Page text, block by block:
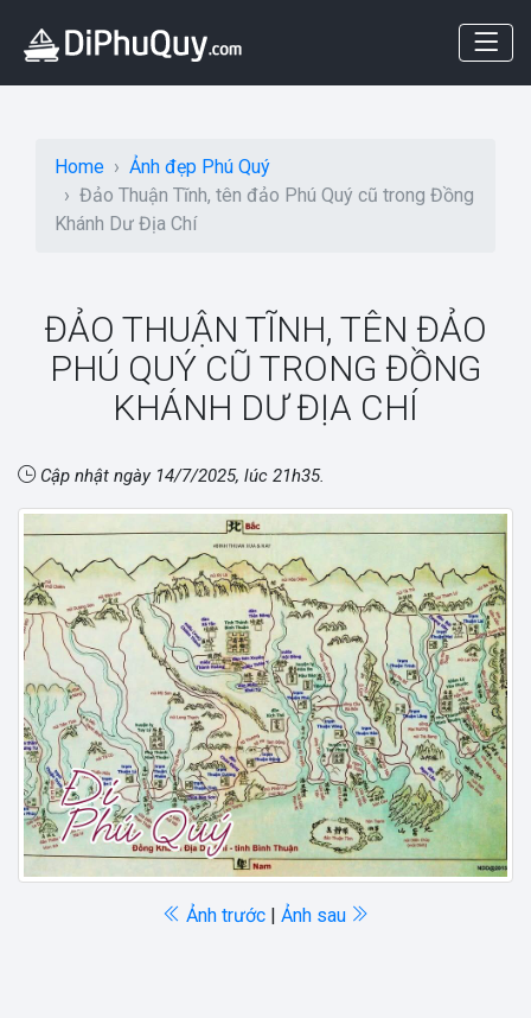
Home
Ảnh đẹp Phú Quý
Đảo Thuận Tĩnh, tên đảo Phú Quý cũ trong Đồng
Khánh Dư Địa Chí
ĐẢO THUẬN TĨNH, TÊN ĐẢO
PHÚ QUÝ CŨ TRONG ĐỒNG
KHÁNH DƯ ĐỊA CHÍ
Cập nhật ngày 14/7/2025, lúc 21h35.
Ảnh trước| Ảnh sau